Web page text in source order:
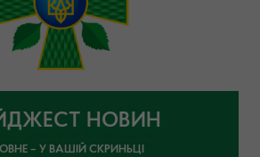
НОВИН
– У ВАШІЙ СКРИНЬЦІ